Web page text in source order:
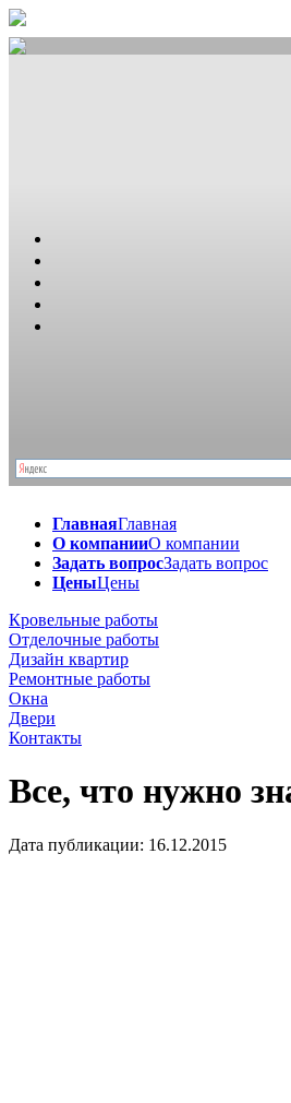
ГлавнаяГлавная
О компанииО компании
Задать вопросЗадать вопрос
ЦеныЦены
Кровельные работы
Отделочные работы
Дизайн квартир
Ремонтные работы
Окна
Двери
Контакты
Все, что нужно
Дата публикации: 16.12.2015